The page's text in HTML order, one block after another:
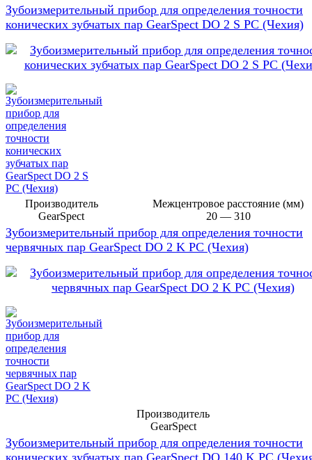
Зубоизмерительный прибор для определения точности
конических зубчатых пар GearSpect DO 2 S PC (Чехия)
Производитель
GearSpect
Межцентровое расстояние (мм)
20 — 310
Зубоизмерительный прибор для определения точности
червячных пар GearSpect DO 2 K PC (Чехия)
Производитель
GearSpect
Зубоизмерительный прибор для определения точности
конических зубчатых пар GearSpect DO 140 K PC